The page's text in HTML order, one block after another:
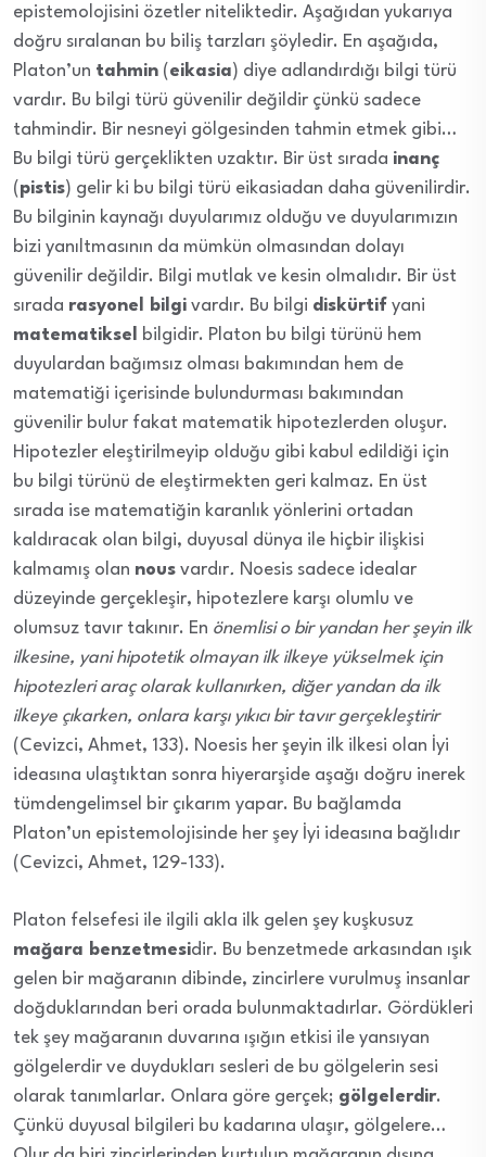
epistemolojisini özetler niteliktedir. Aşağıdan yukarıya
doğru sıralanan bu biliş tarzları şöyledir. En aşağıda,
Platon’un tahmin (eikasia) diye adlandırdığı bilgi türü
vardır. Bu bilgi türü güvenilir değildir çünkü sadece
tahmindir. Bir nesneyi gölgesinden tahmin etmek gibi…
Bu bilgi türü gerçeklikten uzaktır. Bir üst sırada inanç
(pistis) gelir ki bu bilgi türü eikasiadan daha güvenilirdir.
Bu bilginin kaynağı duyularımız olduğu ve duyularımızın
bizi yanıltmasının da mümkün olmasından dolayı
güvenilir değildir. Bilgi mutlak ve kesin olmalıdır. Bir üst
sırada rasyonel bilgi vardır. Bu bilgi diskürtif yani
matematiksel
bilgidir. Platon bu bilgi türünü hem
duyulardan bağımsız olması bakımından hem de
matematiği içerisinde bulundurması bakımından
güvenilir bulur fakat matematik hipotezlerden oluşur.
Hipotezler eleştirilmeyip olduğu gibi kabul edildiği için
bu bilgi türünü de eleştirmekten geri kalmaz. En üst
sırada ise matematiğin karanlık yönlerini ortadan
kaldıracak olan bilgi, duyusal dünya ile hiçbir ilişkisi
kalmamış olan nous vardır. Noesis sadece idealar
düzeyinde gerçekleşir, hipotezlere karşı olumlu ve
olumsuz tavır takınır. En önemlisi o bir yandan her şeyin ilk
ilkesine, yani hipotetik olmayan ilk ilkeye yükselmek için
hipotezleri araç olarak kullanırken, diğer yandan da ilk
ilkeye çıkarken, onlara karşı yıkıcı bir tavır gerçekleştirir
(Cevizci, Ahmet, 133). Noesis her şeyin ilk ilkesi olan İyi
ideasına ulaştıktan sonra hiyerarşide aşağı doğru inerek
tümdengelimsel bir çıkarım yapar. Bu bağlamda
Platon’un epistemolojisinde her şey İyi ideasına bağlıdır
(Cevizci, Ahmet, 129-133).
Platon felsefesi ile ilgili akla ilk gelen şey kuşkusuz
mağara benzetmesidir. Bu benzetmede arkasından ışık
gelen bir mağaranın dibinde, zincirlere vurulmuş insanlar
doğduklarından beri orada bulunmaktadırlar. Gördükleri
tek şey mağaranın duvarına ışığın etkisi ile yansıyan
gölgelerdir ve duydukları sesleri de bu gölgelerin sesi
olarak tanımlarlar. Onlara göre gerçek; gölgelerdir.
Çünkü duyusal bilgileri bu kadarına ulaşır, gölgelere…